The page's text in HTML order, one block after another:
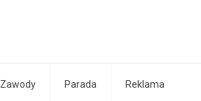
Zawody Parada Reklama